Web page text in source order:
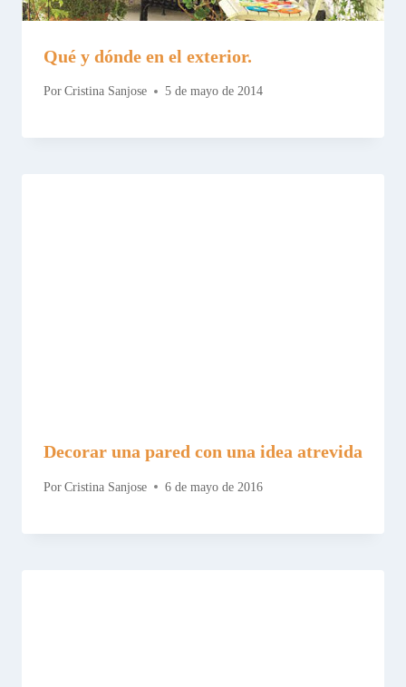
Qué y dónde en el exterior.
Por Cristina Sanjose 5 de mayo de 2014
Decorar una pared con una idea atrevida
Por Cristina Sanjose 6 de mayo de 2016